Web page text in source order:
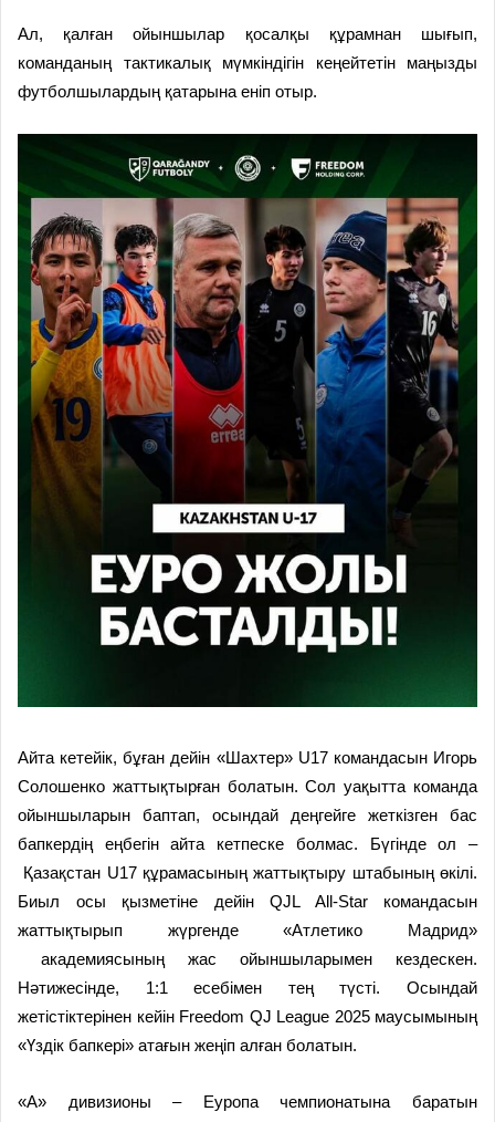
Ал, қалған ойыншылар қосалқы құрамнан шығып,
команданың тактикалық мүмкіндігін кеңейтетін маңызды
футболшылардың қатарына еніп отыр.
Айта кетейік, бұған дейін «Шахтер» U17 командасын Игорь
Солошенко жаттықтырған болатын. Сол уақытта команда
ойыншыларын баптап, осындай деңгейге жеткізген бас
бапкердің еңбегін айта кетпеске болмас. Бүгінде ол –
Қазақстан U17 құрамасының жаттықтыру штабының өкілі.
Биыл осы қызметіне дейін QJL All-Star командасын
жаттықтырып жүргенде «Атлетико Мадрид»
академиясының жас ойыншыларымен кездескен.
Нәтижесінде, 1:1 есебімен тең түсті. Осындай
жетістіктерінен кейін Freedom QJ League 2025 маусымының
«Үздік бапкері» атағын жеңіп алған болатын.
«А» дивизионы – Еуропа чемпионатына баратын